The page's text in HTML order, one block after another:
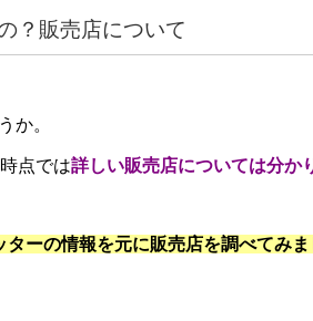
？販売店について
か。
点では詳しい販売店については分か
ーの情報を元に販売店を調べてみま